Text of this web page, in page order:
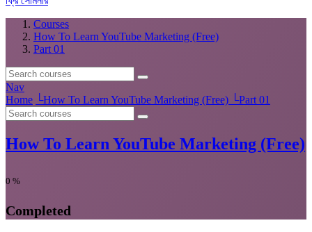
Courses
How To Learn YouTube Marketing (Free)
Part 01
Nav
Home └How To Learn YouTube Marketing (Free) └Part 01
How To Learn YouTube Marketing (Free)
0 %
Completed